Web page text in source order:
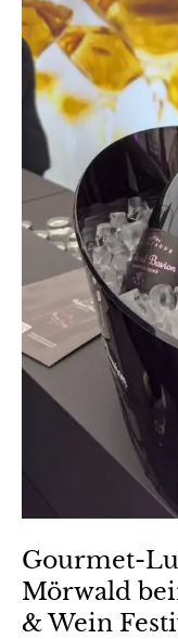
Gourmet-
Mörwald
& Wein